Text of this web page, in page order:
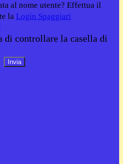
al nome utente? Effettua il
la Login Spaggiari
di controllare la casella di